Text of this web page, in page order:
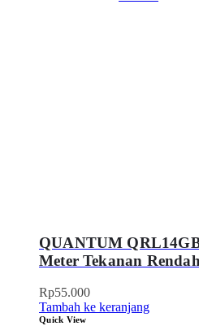
QUANTUM
Meter Tekanan
Rp55.000
Tambah ke keranjang
Quick View